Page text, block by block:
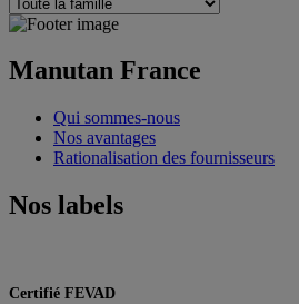
Manutan France
Qui sommes-nous
Nos avantages
Rationalisation des fournisseurs
Nos labels
Certifié FEVAD